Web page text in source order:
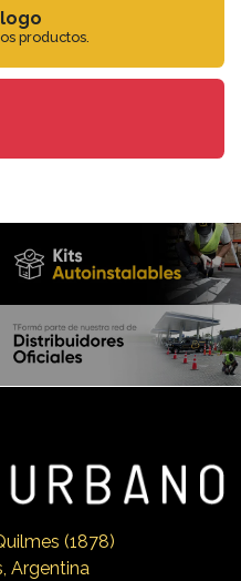
productos.
lmes (1878)
Argentina